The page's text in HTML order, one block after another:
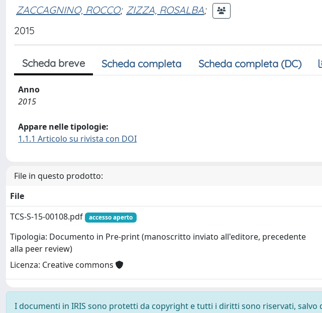
ZACCAGNINO, ROCCO; ZIZZA, ROSALBA;
2015
Scheda breve Scheda completa Scheda completa (DC)
Anno
2015
Appare nelle tipologie:
1.1.1 Articolo su rivista con DOI
File in questo prodotto:
File
TCS-S-15-00108.pdf
accesso aperto
Tipologia: Documento in Pre-print (manoscritto inviato all'editore, precedente
alla peer review)
Licenza: Creative commons
I documenti in IRIS sono protetti da copyright e tutti i diritti sono riservati, salvo